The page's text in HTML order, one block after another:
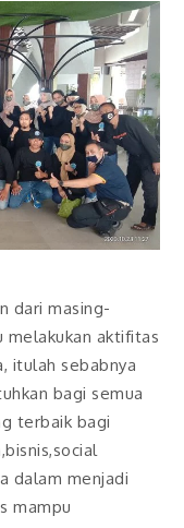
dari masing-
melakukan aktifitas
itulah sebabnya
bagi semua
terbaik bagi
dalam menjadi
mampu